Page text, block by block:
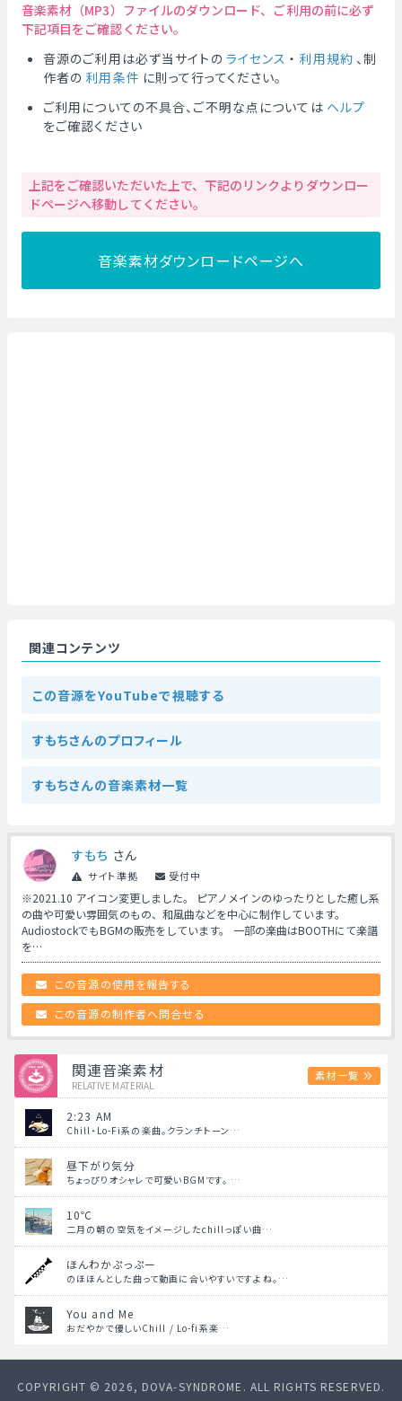
音楽素材（MP3）ファイルのダウンロード、ご利用の前に必ず
下記項目をご確認ください。
音源のご利用は必ず当サイトの ライセンス ・ 利用規約 、制
作者の 利用条件 に則って行ってください。
ご利用についての不具合、ご不明な点については ヘルプ
をご確認ください
上記をご確認いただいた上で、下記のリンクよりダウンロー
ドページへ移動してください。
音楽素材ダウンロードページへ
関連コンテンツ
この音源をYouTubeで視聴する
すもちさんのプロフィール
すもちさんの音楽素材一覧
すもち さん
サイト準拠 受付中
※2021.10 アイコン変更しました。 ピアノメインのゆったりとした癒し系
の曲や可愛い雰囲気のもの、和風曲などを中心に制作しています。
AudiostockでもBGMの販売をしています。 一部の楽曲はBOOTHにて楽譜
を…
この音源の使用を報告する
この音源の制作者へ問合せる
関連音楽素材
RELATIVE MATERIAL
素材一覧
2:23 AM
Chill・Lo-Fi系の楽曲。クランチトーン…
昼下がり気分
ちょっぴりオシャレで可愛いBGMです。 …
10℃
二月の朝の空気をイメージしたchillっぽい曲…
ほんわかぷっぷー
のほほんとした曲って動画に合いやすいですよね。…
You and Me
おだやかで優しいChill / Lo-fi系楽…
COPYRIGHT © 2026, DOVA-SYNDROME. ALL RIGHTS RESERVED.